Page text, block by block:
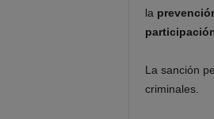
la
La sanción
criminales.